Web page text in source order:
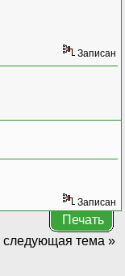
Записан
Записан
Печать
следующая тема »